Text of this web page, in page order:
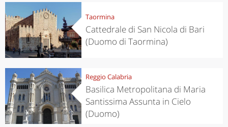
Taormina
Cattedrale di San Nicola di Bari
(Duomo di Taormina)
Reggio Calabria
Basilica Metropolitana di Maria
Santissima Assunta in Cielo
(Duomo)